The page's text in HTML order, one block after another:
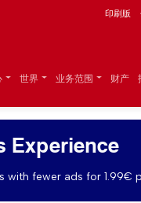
印刷版
世界 业务范围 财产
Experience
with fewer ads for 1.99€